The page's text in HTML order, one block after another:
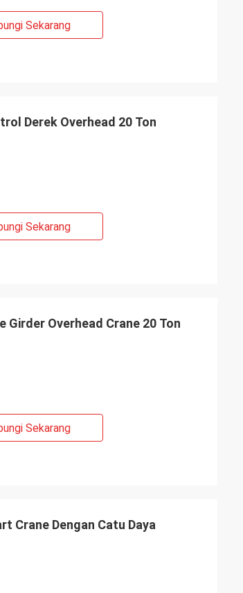
Sekarang
Derek Overhead 20 Ton
Sekarang
Overhead Crane 20 Ton
Sekarang
Crane Dengan Catu Daya